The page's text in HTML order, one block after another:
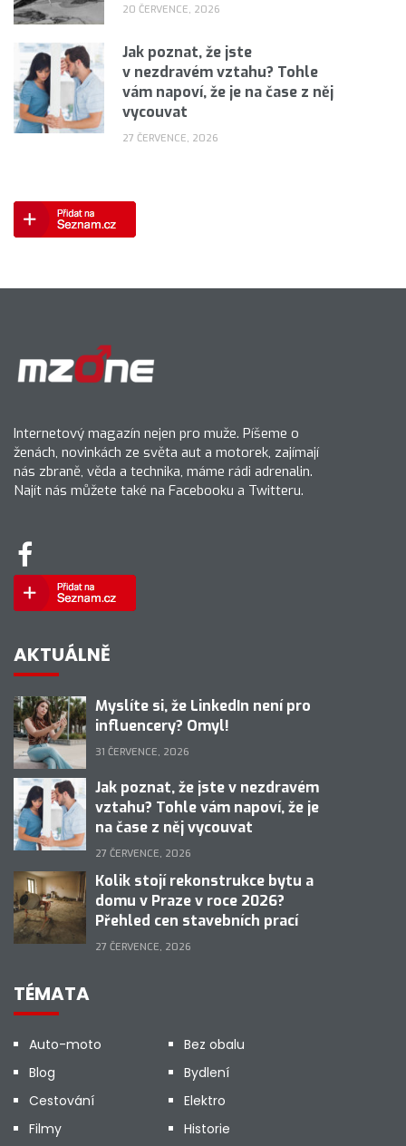
20 ČERVENCE, 2026
Jak poznat, že jste
v nezdravém vztahu? Tohle
vám napoví, že je na čase z něj
vycouvat
27 ČERVENCE, 2026
Internetový magazín nejen pro muže. Píšeme o
ženách, novinkách ze světa aut a motorek, zajímají
nás zbraně, věda a technika, máme rádi adrenalin.
Najít nás můžete také na Facebooku a Twitteru.
AKTUÁLNĚ
Myslíte si, že LinkedIn není pro
influencery? Omyl!
31 ČERVENCE, 2026
Jak poznat, že jste v nezdravém
vztahu? Tohle vám napoví, že je
na čase z něj vycouvat
27 ČERVENCE, 2026
Kolik stojí rekonstrukce bytu a
domu v Praze v roce 2026?
Přehled cen stavebních prací
27 ČERVENCE, 2026
TÉMATA
Auto-moto
Bez obalu
Blog
Bydlení
Cestování
Elektro
Filmy
Historie